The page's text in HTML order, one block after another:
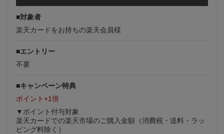
■対象者
楽天カードをお持ちの楽天会員様
■エントリー
不要
■キャンペーン特典
ポイント+1倍
▼ポイント付与対象
楽天カードでの楽天市場のご購入金額（消費税・送料・ラッ
ピング料除く）